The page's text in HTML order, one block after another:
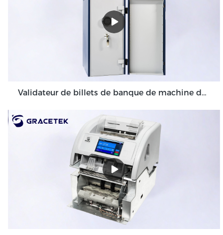
Validateur de billets de banque de machine de dépôt en espèces à volume élevé pour l'environnement de back-office GDM-300